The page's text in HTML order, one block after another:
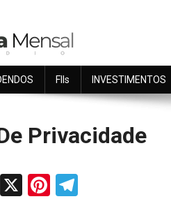
por você.
FIIs INVESTIMENTOS
Privacidade
Evernote
X Pinterest